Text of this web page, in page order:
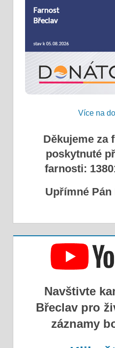
Více na
Děkujeme za
poskytnuté
farnosti:
Upřímné
Navštivte
Břeclav pro
záznamy